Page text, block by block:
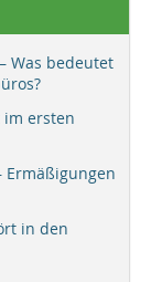
Was bedeutet
im ersten
Ermäßigungen
in den